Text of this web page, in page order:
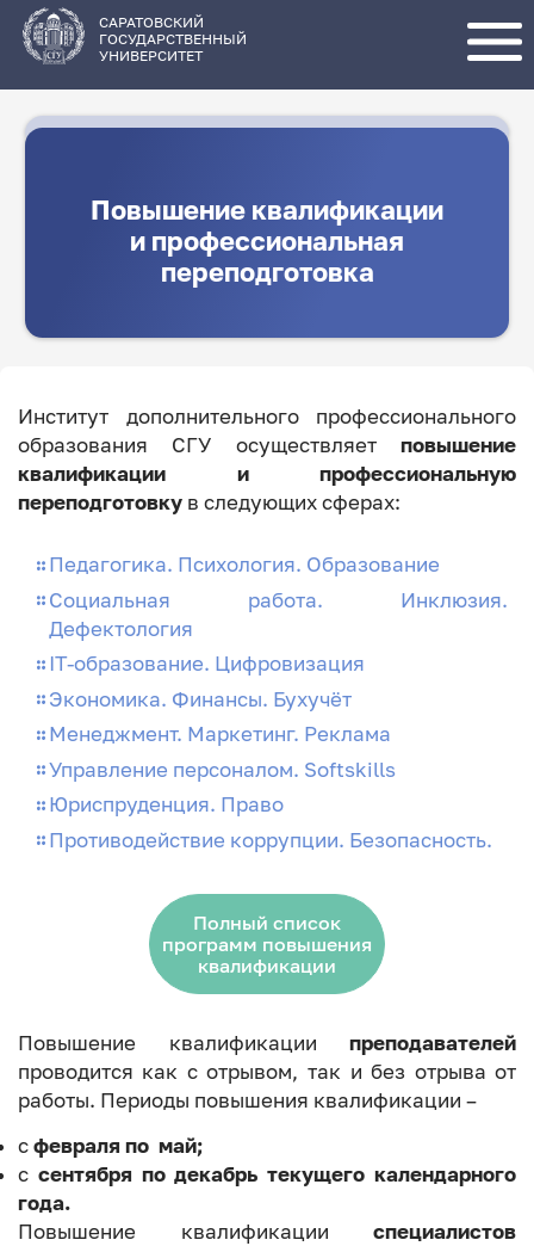
основному
содержанию
САРАТОВСКИЙ
ГОСУДАРСТВЕННЫЙ
УНИВЕРСИТЕТ
Повышение квалификации
и профессиональная
переподготовка
Институт дополнительного профессионального
образования СГУ осуществляетповышение
квалификации и профессиональную
переподготовкув следующих сферах:
Педагогика. Психология. Образование
Социальная работа. Инклюзия.
Дефектология
IT-образование. Цифровизация
Экономика. Финансы. Бухучёт
Менеджмент. Маркетинг. Реклама
Управление персоналом. Softskills
Юриспруденция. Право
Противодействие коррупции. Безопасность.
Полный список
программ повышения
квалификации
Повышение квалификации преподавателей
проводится как с отрывом, так и без отрыва от
работы. Периоды повышения квалификации –
с февраля по май;
ссентября по декабрь текущего календарного
года.
Повышение квалификацииспециалистов